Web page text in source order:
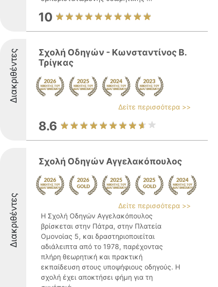
10
Διακριθέντες
Σχολή Οδηγών - Κωνσταντίνος Β.
Τρίγκας
Δείτε περισσότερα >>
8.6
Διακριθέντες
Σχολή Οδηγών Αγγελακόπουλος
Δείτε περισσότερα >>
Η Σχολή Οδηγών Αγγελακόπουλος
βρίσκεται στην Πάτρα, στην Πλατεία
Ομονοίας 5, και δραστηριοποιείται
αδιάλειπτα από το 1978, παρέχοντας
πλήρη θεωρητική και πρακτική
εκπαίδευση στους υποψήφιους οδηγούς. Η
σχολή έχει αποκτήσει φήμη για τη